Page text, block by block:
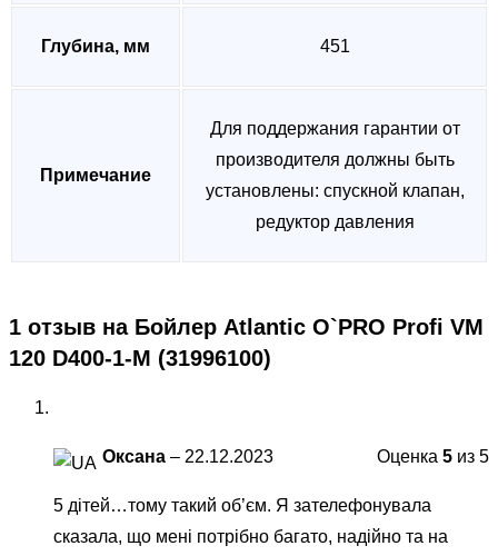
Глубина, мм 451
Примечание
Для поддержания гарантии от
производителя должны быть
установлены: спускной клапан,
редуктор давления
1 отзыв на Бойлер Atlantic O`PRO Profi VM
120 D400-1-М (31996100)
Оценка 5 из 5
Оксана – 22.12.2023
5 дітей…тому такий об’єм. Я зателефонувала
сказала, що мені потрібно багато, надійно та на